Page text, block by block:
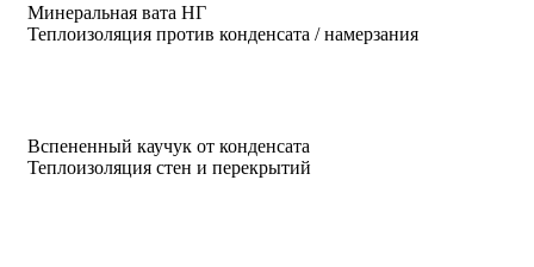
Минеральная вата НГ
Теплоизоляция против конденсата / намерзания
Вспененный каучук от конденсата
Теплоизоляция стен и перекрытий